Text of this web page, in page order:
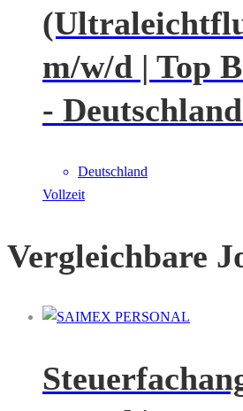
m/w/d | Top
- Deutschland
Deutschland
Vollzeit
Vergleichbare